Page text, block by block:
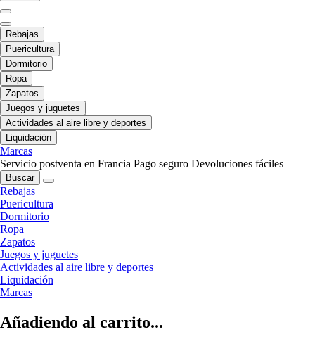
Rebajas
Puericultura
Dormitorio
Ropa
Zapatos
Juegos y juguetes
Actividades al aire libre y deportes
Liquidación
Marcas
Servicio postventa en Francia Pago seguro Devoluciones fáciles
Buscar
Rebajas
Puericultura
Dormitorio
Ropa
Zapatos
Juegos y juguetes
Actividades al aire libre y deportes
Liquidación
Marcas
Añadiendo al carrito...